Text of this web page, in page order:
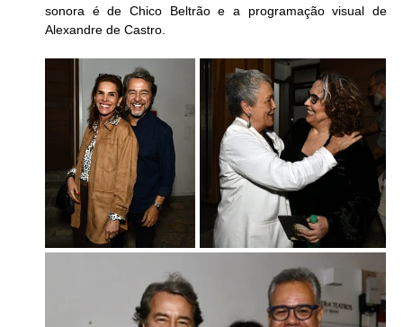
sonora é de Chico Beltrão e a programação visual de
Alexandre de Castro.